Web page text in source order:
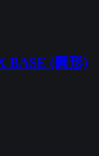
BASE (圓形)